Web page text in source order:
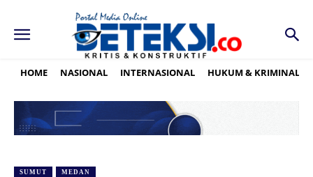
HOME NASIONAL INTERNASIONAL HUKUM & KRIMINAL
SUMUT MEDAN